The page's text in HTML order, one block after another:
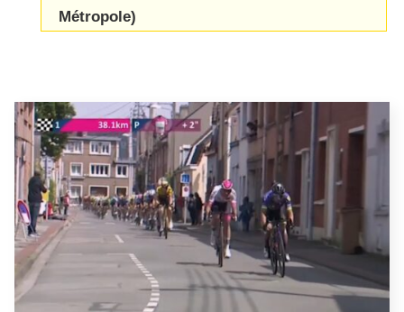
Métropole)